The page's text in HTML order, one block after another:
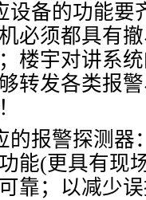
设备的功能要
必须都具有
楼宇对讲系
转发各类报
的报警探测器
能(更具有现
靠；以减少误